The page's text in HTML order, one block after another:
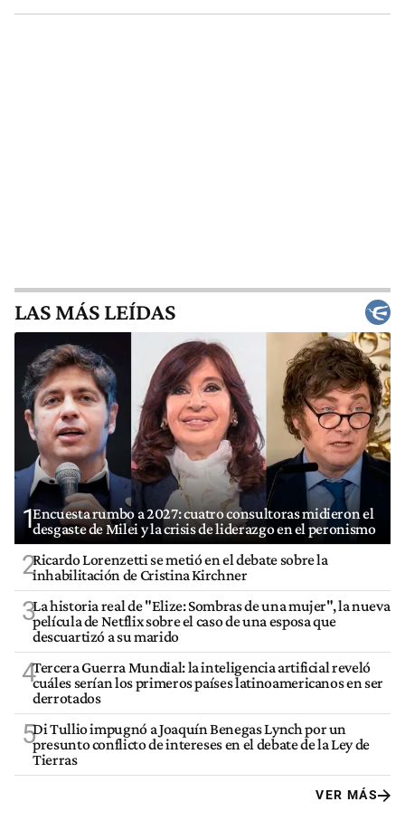
LAS MÁS LEÍDAS
1Encuesta rumbo a 2027: cuatro consultoras midieron el
desgaste de Milei y la crisis de liderazgo en el peronismo
2Ricardo Lorenzetti se metió en el debate sobre la
inhabilitación de Cristina Kirchner
3La historia real de "Elize: Sombras de una mujer", la nueva
película de Netflix sobre el caso de una esposa que
descuartizó a su marido
4Tercera Guerra Mundial: la inteligencia artificial reveló
cuáles serían los primeros países latinoamericanos en ser
derrotados
5Di Tullio impugnó a Joaquín Benegas Lynch por un
presunto conflicto de intereses en el debate de la Ley de
Tierras
VER MÁS